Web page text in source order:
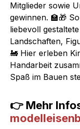
Mitglieder sowie
gewinnen. 🏫🎁
liebevoll
Landschaften,
🚂 Hier erleben
Handarbeit
Spaß im Bauen
👉 Mehr